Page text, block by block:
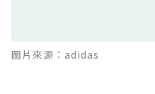
Boot：馬汀首款雨
圖片來源：adidas